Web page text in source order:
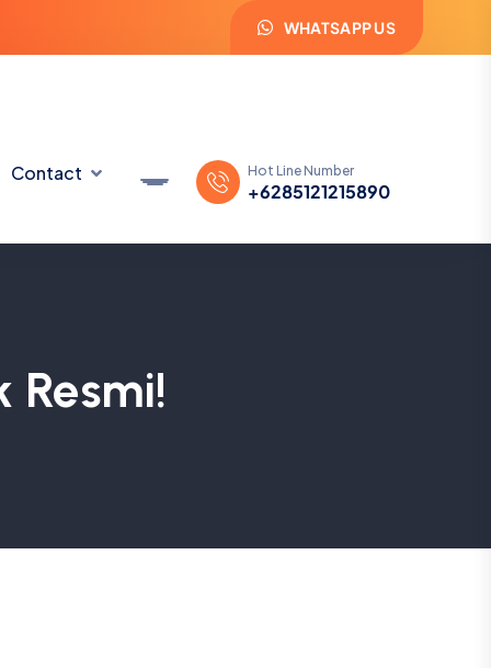
WHATSAPP US
Contact Hot Line Number
+6285121215890
Resmi!